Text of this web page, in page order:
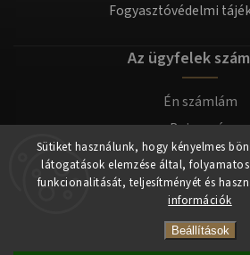
Sütiket használunk, hogy kényelmes
látogatások elemzése által,
funkcionalitását, teljesítményét és
információk
Beállítások
Fogyasztóvédelmi
Az ügyfelek
Én számlám
Bejegyzés
Bejelentkezés
Copyright 2026tomilla.hu.